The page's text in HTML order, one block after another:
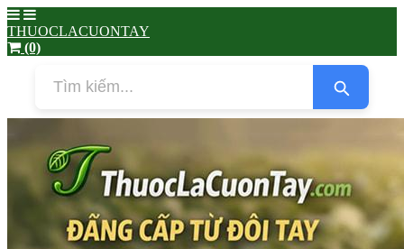
THUOCLACUONTAY
(0)